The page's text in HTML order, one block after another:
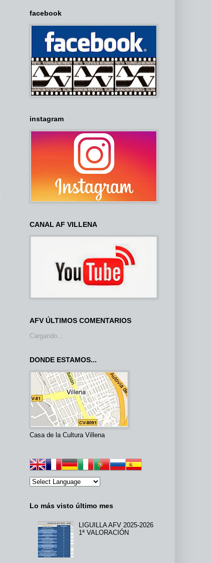
facebook
instagram
CANAL AF VILLENA
AFV ÚLTIMOS COMENTARIOS
Cargando...
DONDE ESTAMOS...
Casa de la Cultura Villena
Lo más visto último mes
LIGUILLA AFV 2025-2026
1ª VALORACIÓN